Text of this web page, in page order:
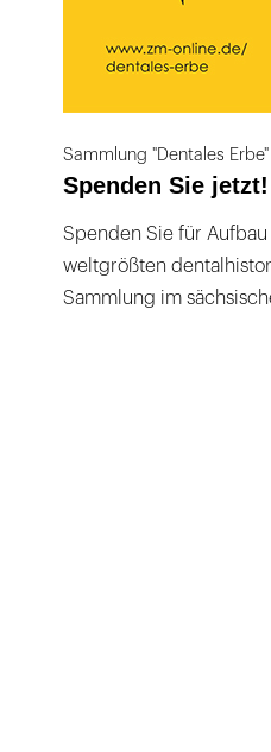
Sammlung "Dentales Erbe"
Spenden Sie jetzt!
Spenden Sie für
weltgrößten
Sammlung im